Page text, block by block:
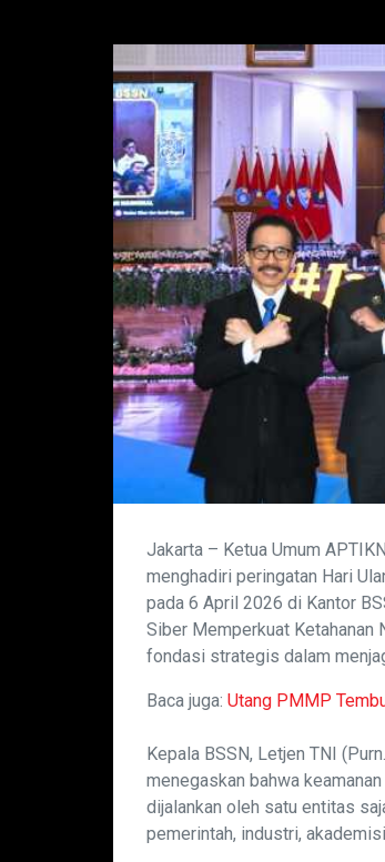
Jakarta – Ketua Umum
menghadiri peringatan Hari
pada 6 April 2026 di Kantor
Siber Memperkuat Ketahanan
fondasi strategis dalam
Baca juga: Utang PMMP
Kepala BSSN, Letjen TNI
menegaskan bahwa
dijalankan oleh satu entitas
pemerintah, industri,